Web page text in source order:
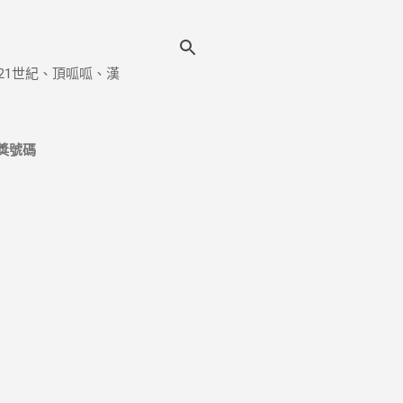
世紀、頂呱呱、漢
號碼